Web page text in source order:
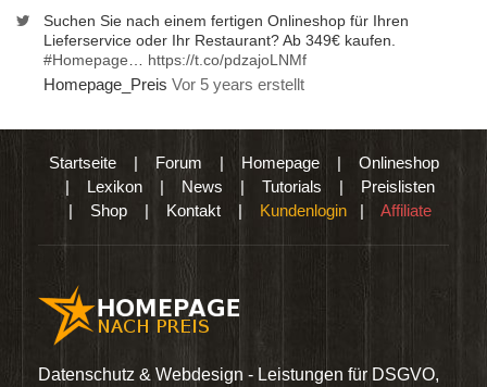
Suchen Sie nach einem fertigen Onlineshop für Ihren
Lieferservice oder Ihr Restaurant? Ab 349€ kaufen.
#Homepage
https://t.co/pdzajoLNMf
Homepage_Preis Vor 5 years erstellt
Startseite| Forum | Homepage| Onlineshop
| Lexikon | News | Tutorials | Preislisten
| Shop | Kontakt | Kundenlogin | Affiliate
Datenschutz & Webdesign - Leistungen für DSGVO,